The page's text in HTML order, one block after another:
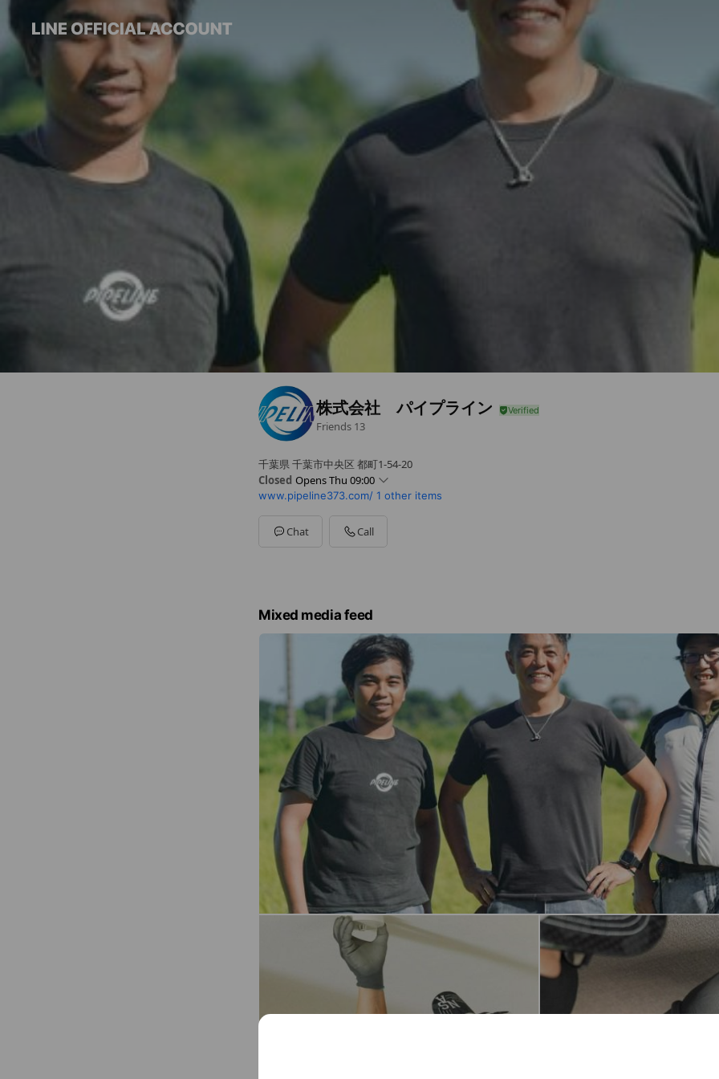
株式会社 パイプライン
Friends 13
千葉県 千葉市中央区 都町1-54-20
Closed Opens Thu 09:00
SunClosed
Tue09:00 - 18:00
www.pipeline373.com/ 1 other items
Chat Call
Mixed media feed